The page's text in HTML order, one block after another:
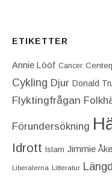
ETIKETTER
Annie Lööf Cancer
Cykling Djur Donald
Flyktingfrågan
Förundersökning
Idrott Islam Jimmie
Liberalerna Litteratur